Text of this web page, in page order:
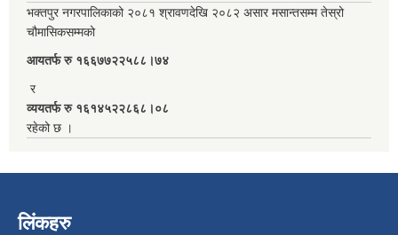
भक्तपुर नगरपालिकाको २०८१ श्रावणदेखि २०८२ असार मसान्तसम्म तेस्रो
चौमासिकसम्मको
आयतर्फ रु‌ १६६७७२२५८८।७४
र
व्ययतर्फ रु १६१४५२२८६८।०८
रहेको छ ।
लिंकहरु